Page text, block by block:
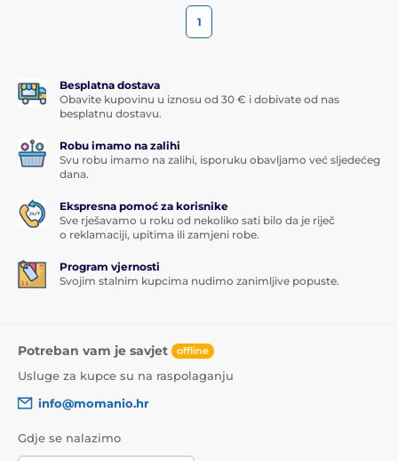
1
Besplatna dostava
Obavite kupovinu u iznosu od 30 € i dobivate od nas
besplatnu dostavu.
Robu imamo na zalihi
Svu robu imamo na zalihi, isporuku obavljamo već sljedećeg
dana.
Ekspresna pomoć za korisnike
Sve rješavamo u roku od nekoliko sati bilo da je riječ
o reklamaciji, upitima ili zamjeni robe.
Program vjernosti
Svojim stalnim kupcima nudimo zanimljive popuste.
Potreban vam je savjet offline
Usluge za kupce su na raspolaganju
info@momanio.hr
Gdje se nalazimo